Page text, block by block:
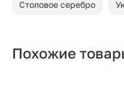
Столовое серебро
Похожие